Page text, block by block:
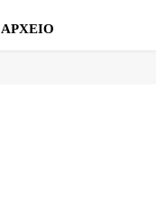
ΑΡΧΕΙΟ